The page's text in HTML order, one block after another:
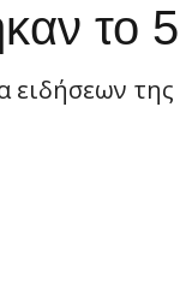
το
ειδήσεων